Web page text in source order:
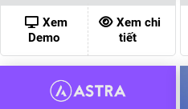
là:
300,000 ₫.
tại
là:
80,000 ₫.
Xem
Demo
Xem chi
tiết